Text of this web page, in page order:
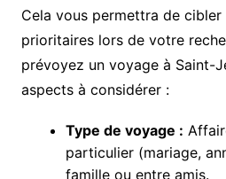
Cela vous permettra de
prioritaires lors de votre
prévoyez un voyage à Saint-
aspects à considérer :
Type de voyage :
particulier (mariage,
famille ou entre amis.